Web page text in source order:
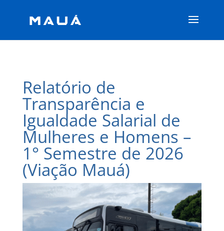
Relatório de
Transparência e
Igualdade Salarial de
Mulheres e Homens –
1° Semestre de 2026
(Viação Mauá)